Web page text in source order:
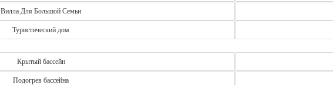
Вилла Для Большой Семьи
Туристический дом
Крытый бассейн
Подогрев бассейна